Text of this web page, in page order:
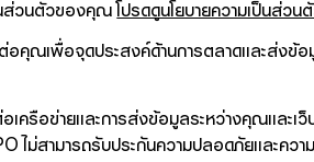
นส่วนตัวของคุณโปรดดูนโยบายความเป็นส่วน
คุณเพื่อจุดประสงค์ด้านการตลาดและส่งข้อ
ต่อเครือข่ายและการส่งข้อมูลระหว่างคุณแ
ไม่สามารถรับประกันความปลอดภัยและคว